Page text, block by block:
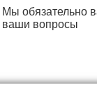
обязательно
ваши вопросы